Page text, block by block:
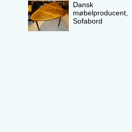
Dansk
møbelproducent,
Sofabord